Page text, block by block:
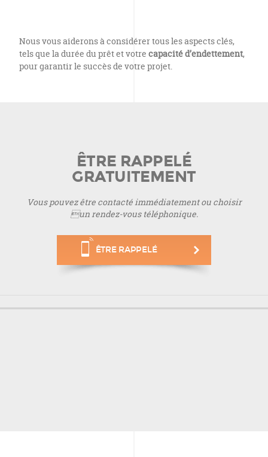
Nous vous aiderons à considérer tous les aspects clés,
tels que la durée du prêt et votre capacité d’endettement,
pour garantir le succès de votre projet.
ÊTRE RAPPELÉ
GRATUITEMENT
Vous pouvez être contacté immédiatement ou choisir
un rendez-vous téléphonique.
ÊTRE RAPPELÉ